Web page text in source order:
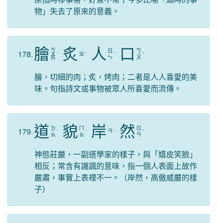
物」失去了原來的意義。
178. 膾 ㄎ
ㄨ
ㄞ
ˋ 炙 ㄓ ˋ 人 ㄖ
ㄣ ˊ 口 ㄎ
ㄡ ˇ
膾，切細的肉；炙，烤肉；二者是人人喜愛的美
味。句指詩文或事物被眾人所喜愛而流傳。
179.道 ㄉ
ㄠ ˋ 貌 ㄇ
ㄠ ˋ 岸 ㄢ ˋ 然 ㄖ
ㄢ ˊ
神態莊嚴，一副道學家的樣子，與「嬉皮笑臉」
相反；常含有譏諷的意味，指一個人表面上故作
嚴肅，事實上表裡不一。（岸然，高傲威嚴的樣
子）